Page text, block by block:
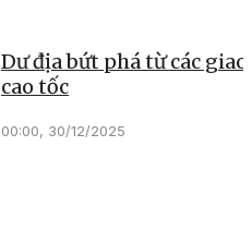
Dư địa bứt phá từ các
cao tốc
00:00, 30/12/2025